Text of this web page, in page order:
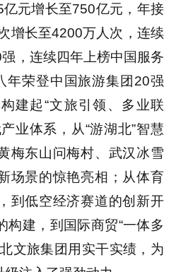
元增长至750亿元，年接
增长至4200万人次，连续
，连续四年上榜中国服务
年荣登中国旅游集团20强
建起“文旅引领、多业联
业体系，从“游湖北”智慧
梅东山问梅村、武汉冰雪
场景的惊艳亮相；从体育
到低空经济赛道的创新开
构建，到国际商贸“一体多
文旅集团用实干实绩，为